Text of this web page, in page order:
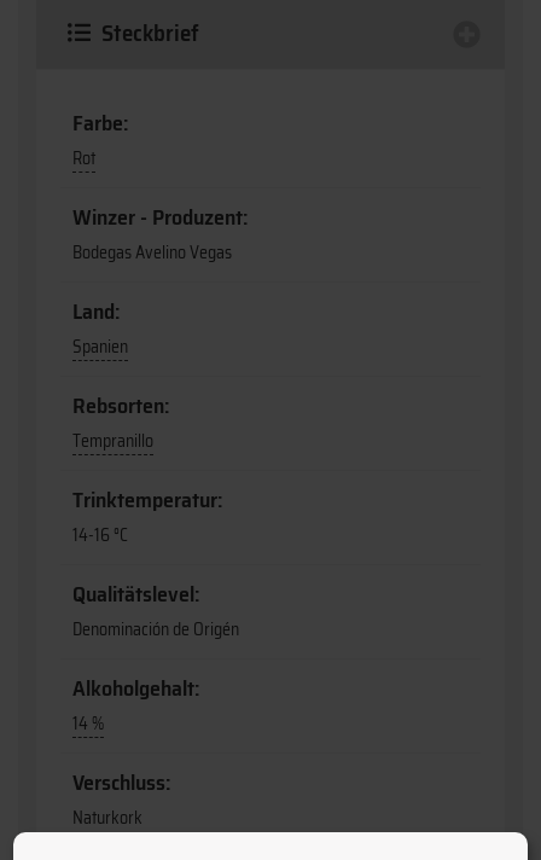
Steckbrief
Farbe:
Rot
Winzer - Produzent:
Bodegas Avelino Vegas
Land:
Spanien
Rebsorten:
Tempranillo
Trinktemperatur:
14-16 °C
Qualitätslevel:
Denominación de Origén
Alkoholgehalt:
14 %
Verschluss:
Naturkork